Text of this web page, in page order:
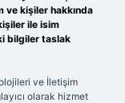
ve kişiler hakkında
ile isim
bilgiler taslak
ve İletişim
olarak hizmet